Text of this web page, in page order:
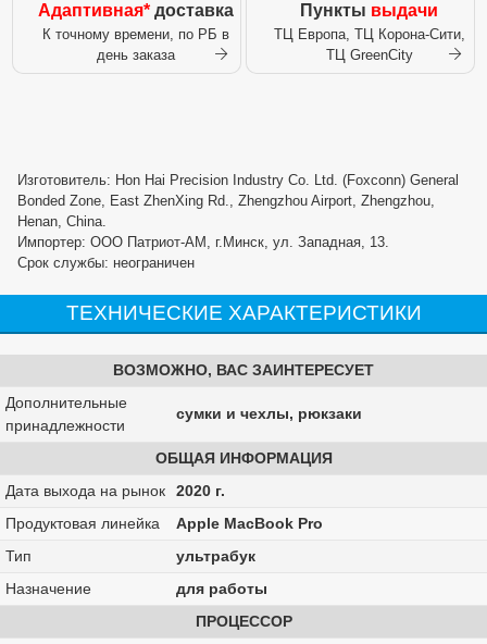
Адаптивная*доставка
К точному времени, по РБ в
день заказа
Пункты выдачи
ТЦ Европа, ТЦ Корона-Сити,
ТЦ GreenCity
Изготовитель: Hon Hai Precision Industry Co. Ltd. (Foxconn) General
Bonded Zone, East ZhenXing Rd., Zhengzhou Airport, Zhengzhou,
Henan, China.
Импортер: ООО Патриот-АМ, г.Минск, ул. Западная, 13.
Срок службы: неограничен
ТЕХНИЧЕСКИЕ ХАРАКТЕРИСТИКИ
ВОЗМОЖНО, ВАС ЗАИНТЕРЕСУЕТ
Дополнительные
принадлежности
сумки и чехлы, рюкзаки
ОБЩАЯ ИНФОРМАЦИЯ
Дата выхода на рынок
2020 г.
Продуктовая линейка
Apple MacBook Pro
Тип
ультрабук
Назначение
для работы
ПРОЦЕССОР